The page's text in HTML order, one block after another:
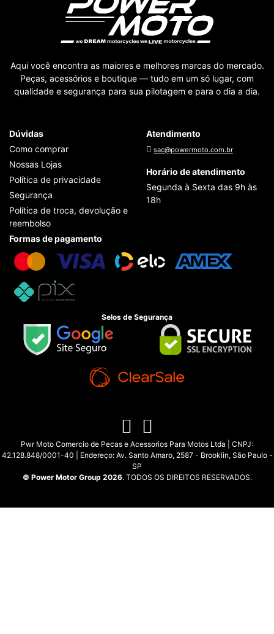
Aqui você encontra as maiores e melhores marcas do mercado.
Peças, acessórios e boutique — tudo em um só lugar, com
qualidade e segurança para sua pilotagem e para o dia a dia.
Dúvidas
Como comprar
Nossas Lojas
Política de privacidade
Segurança
Política de troca, devolução e
reembolso
Atendimento
sac@powermoto.com.br
Horário de atendimento
Segunda à Sexta das 9h às
18h
Formas de pagamento
Selos de Segurança
Pwr Moto Comercio de Pecas e Acessorios Para Motos Ltda | CNPJ:
42.128.848/0001-40 | Endereço: Av. Santo Amaro, 2587 - Brooklin, São Paulo -
SP
© Power Motor Group 2026. TODOS OS DIREITOS RESERVADOS.